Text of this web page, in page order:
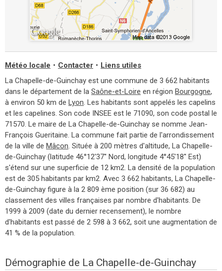
Météo locale • Contacter • Liens utiles
La Chapelle-de-Guinchay est une commune de 3 662 habitants
dans le département de la Saône-et-Loire en région Bourgogne,
à environ 50 km de Lyon. Les habitants sont appelés les capelins
et les capelines. Son code INSEE est le 71090, son code postal le
71570. Le maire de La Chapelle-de-Guinchay se nomme Jean-
François Gueritaine. La commune fait partie de l'arrondissement
de la ville de Mâcon. Située à 200 mètres d'altitude, La Chapelle-
de-Guinchay (latitude 46°12'37'' Nord, longitude 4°45'18'' Est)
s'étend sur une superficie de 12 km2. La densité de la population
est de 305 habitants par km2. Avec 3 662 habitants, La Chapelle-
de-Guinchay figure à la 2 809 ème position (sur 36 682) au
classement des villes françaises par nombre d'habitants. De
1999 à 2009 (date du dernier recensement), le nombre
d'habitants est passé de 2 598 à 3 662, soit une augmentation de
41 % de la population.
Démographie de La Chapelle-de-Guinchay